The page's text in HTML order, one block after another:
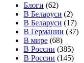
Блоги (62)
В Беларуси (2)
В Беларуси (17)
В Германии (37)
В мире (68)
В России (385)
В России (145)